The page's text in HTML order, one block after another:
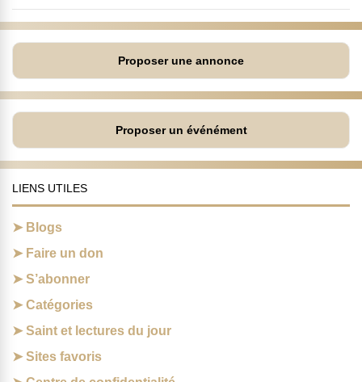
Proposer une annonce
Proposer un événément
LIENS UTILES
Blogs
Faire un don
S’abonner
Catégories
Saint et lectures du jour
Sites favoris